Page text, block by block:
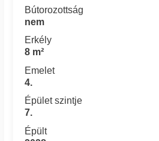
Bútorozottság
nem
Erkély
8 m²
Emelet
4.
Épület szintje
7.
Épült